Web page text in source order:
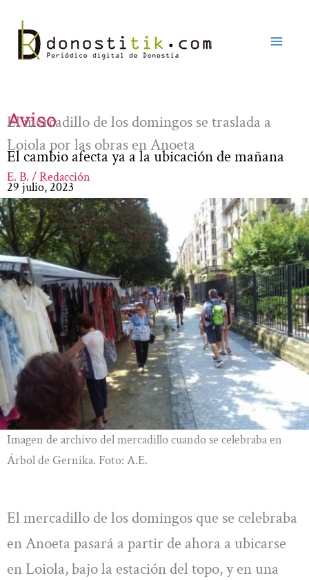
contenido
Aviso
El mercadillo de los domingos se traslada a
Loiola por las obras en Anoeta
El cambio afecta ya a la ubicación de mañana
E. B. / Redacción
29 julio, 2023
Imagen de archivo del mercadillo cuando se celebraba en
Árbol de Gernika. Foto: A.E.
El mercadillo de los domingos que se celebraba
en Anoeta pasará a partir de ahora a ubicarse
en Loiola, bajo la estación del topo, y en una